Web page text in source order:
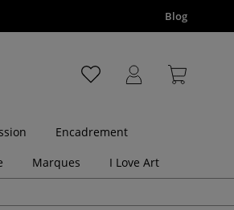
Blog
Encadrement
Marques I Love Art